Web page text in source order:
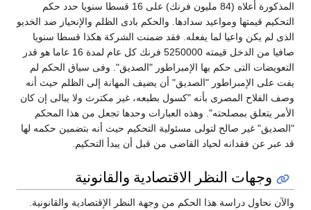
المذكورة أعلاه (84 مليون فرنك) على 16 قسطا سنويا حدد حكم
قيمتها ومواعيد سدادها. والحكم بادى الظلم والإنحياز ضد الخديو
لم يكن واعيا لما يفعله. فقد ضمنت الشركة هكذا قسطا سنويا
صافيا من الدخل قيمته 5250000 فرنك كل عام لمدة 16 عاما هو قدر
التى حكم بها الإمبراطور "الصديق". وفى سياق الحكم لم
على الإمبراطور "الصديق" أن يضيف المهانة إلى الظلم حيث أنه
الفلاح المصرى بأنه "كسول بطبعه، غير مكترث ولا يبالى إن كان
يتعلق بمصلحته". وهذه العبارات وحدها تجعل من هذا المحكم
غير صالح لتولى مسئولية التحكيم حيث أنه بتضمين حكمه لها
عبر عن فقدانه لحياد القاضى من قبل أن يبدأ التحكيم.
وجهات النظر الاقتصادية والقانونية
نحاول دراسة هذا الحكم من وجهة النظر الإقتصادية والقانونية.